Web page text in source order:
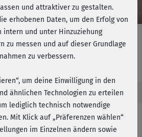
und attraktiver zu gestalten.
erhobenen Daten, um den Erfolg von
intern und unter Hinzuziehung
zu messen und auf dieser Grundlage
zu verbessern.
um deine Einwilligung in den
ähnlichen Technologien zu erteilen
lediglich technisch notwendige
Mit Klick auf „Präferenzen wählen“
im Einzelnen ändern sowie